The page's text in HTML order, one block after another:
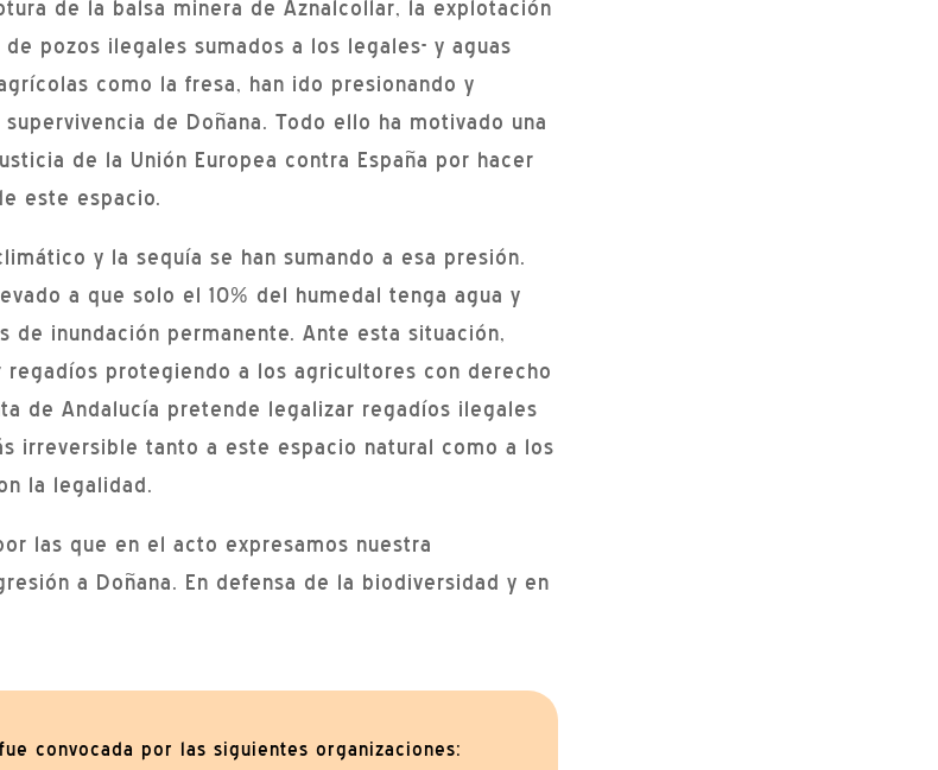
de la balsa minera de Aznalcollar, la explotación
pozos ilegales sumados a los legales- y aguas
como la fresa, han ido presionando y
de Doñana. Todo ello ha motivado una
de la Unión Europea contra España por hacer
este espacio.
y la sequía se han sumando a esa presión.
a que solo el 10% del humedal tenga agua y
de inundación permanente. Ante esta situación,
protegiendo a los agricultores con derecho
de Andalucía pretende legalizar regadíos ilegales
irreversible tanto a este espacio natural como a los
la legalidad.
las que en el acto expresamos nuestra
a Doñana. En defensa de la biodiversidad y en
convocada por las siguientes organizaciones: